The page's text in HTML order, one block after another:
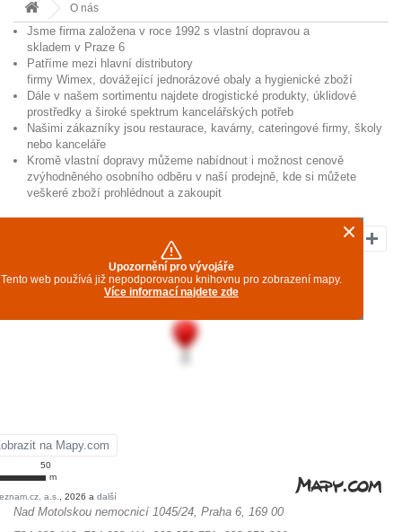
O nás
Jsme firma založena v roce 1992 s vlastní dopravou a
skladem v Praze 6
Patříme mezi hlavní distributory
firmy Wimex, dovážející jednorázové obaly a hygienické zboží
Dále v našem sortimentu najdete drogistické produkty, úklidové
prostředky a široké spektrum kancelářských potřeb
Našimi zákazníky jsou restaurace, kavárny, cateringové firmy, školy
nebo kanceláře
Kromě vlastní dopravy můžeme nabídnout i možnost cenově
zvýhodněného osobního odběru v naší prodejně, kde si můžete
veškeré zboží prohlédnout a zakoupit
Nad Motolskou nemocnicí 1045/24, Praha 6, 169 00